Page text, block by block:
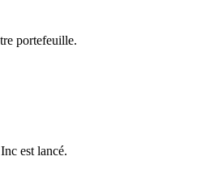
portefeuille.
est lancé.